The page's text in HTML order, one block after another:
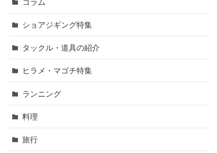
コラム
ショアジギング特集
タックル・道具の紹介
ヒラメ・マゴチ特集
ランニング
料理
旅行